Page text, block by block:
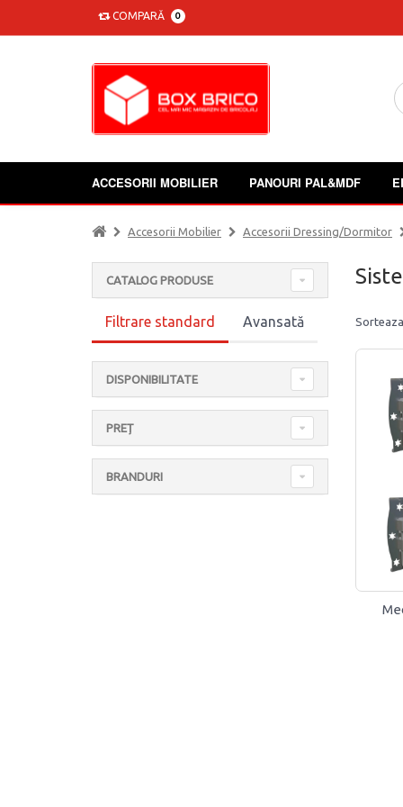
COMPARĂ 0
ACCESORII MOBILIER PANOURI PAL&MDF
Accesorii Mobilier Accesorii Dressing/dormitor
CATALOG PRODUSE
Filtrare standard Avansată
DISPONIBILITATE
PREȚ
BRANDURI